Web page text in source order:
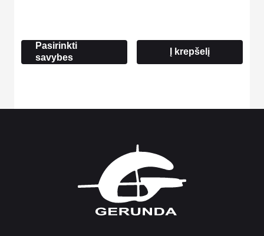
Pasirinkti
savybes
Į krepšelį